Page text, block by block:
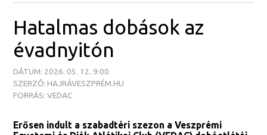
Hatalmas dobások az
évadnyitón
DÁTUM: 2026. 05. 12. 9:00
SZERZŐ: HAJRÁVESZPRÉM.HU
FORRÁS: VEDAC
Erősen indult a szabadtéri szezon a Veszprémi